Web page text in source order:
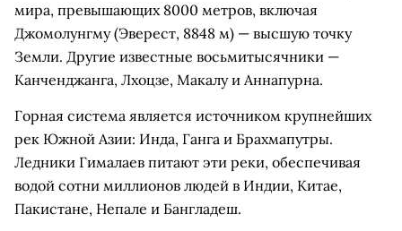
мира, превышающих 8000 метров, включая
Джомолунгму (Эверест, 8848 м) — высшую точку
Земли. Другие известные восьмитысячники —
Канченджанга, Лхоцзе, Макалу и Аннапурна.
Горная система является источником крупнейших
рек Южной Азии: Инда, Ганга и Брахмапутры.
Ледники Гималаев питают эти реки, обеспечивая
водой сотни миллионов людей в Индии, Китае,
Пакистане, Непале и Бангладеш.